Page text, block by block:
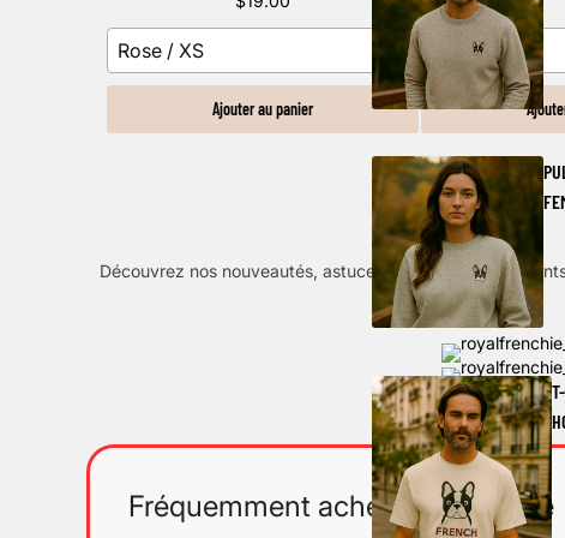
Rose / XS
Ajouter au panier
Noir / S
Découvrez nos nouveautés, astuces exclusives et
Fréquemment achetés ensemble